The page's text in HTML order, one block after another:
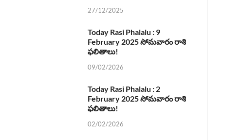
27/12/2025
Today Rasi Phalalu : 9
February 2025 సోమవారం రాశి
ఫలితాలు!
09/02/2026
Today Rasi Phalalu : 2
February 2025 సోమవారం రాశి
ఫలితాలు!
02/02/2026